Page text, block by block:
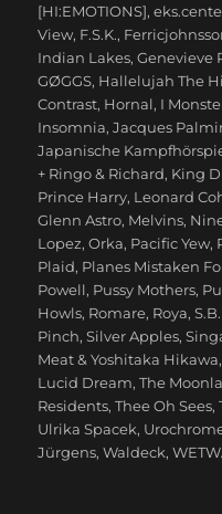
[HI:EMOTIONS],
View, F.S.K.,
Indian Lakes,Genevieve
GØGGS, Hallelujah The
Contrast, Hornal, I
Insomnia,Jacques
Japanische
+ Ringo & Richard, King
Prince Harry, Leonard
Glenn Astro, Melvins,
Lopez,Orka, Pacific Yew,
Plaid, Planes Mistaken
Powell, Pussy Mothers,
Howls, Romare, Roya,
Pinch,Silver Apples,
Meat & Yoshitaka Hikawa
Lucid Dream,The
Residents,Thee Oh Sees,
Ulrika Spacek,
Jürgens,Waldeck,